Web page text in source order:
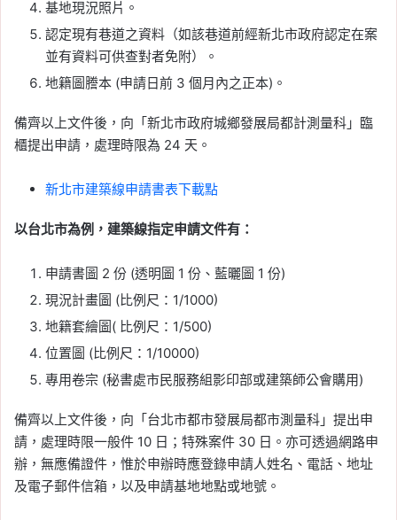
基地現況照片。
認定現有巷道之資料（如該巷道前經新北市政府認定在案
並有資料可供查對者免附）。
地籍圖謄本 (申請日前 3 個月內之正本)。
備齊以上文件後，向「新北市政府城鄉發展局都計測量科」臨
櫃提出申請，處理時限為 24 天。
新北市建築線申請書表下載點
以台北市為例，建築線指定申請文件有：
申請書圖 2 份 (透明圖 1 份、藍曬圖 1 份)
現況計畫圖 (比例尺：1/1000)
地籍套繪圖( 比例尺：1/500)
位置圖 (比例尺：1/10000)
專用卷宗 (秘書處市民服務組影印部或建築師公會購用)
備齊以上文件後，向「台北市都市發展局都市測量科」提出申
請，處理時限一般件 10 日；特殊案件 30 日。亦可透過網路申
辦，無應備證件，惟於申辦時應登錄申請人姓名、電話、地址
及電子郵件信箱，以及申請基地地點或地號。